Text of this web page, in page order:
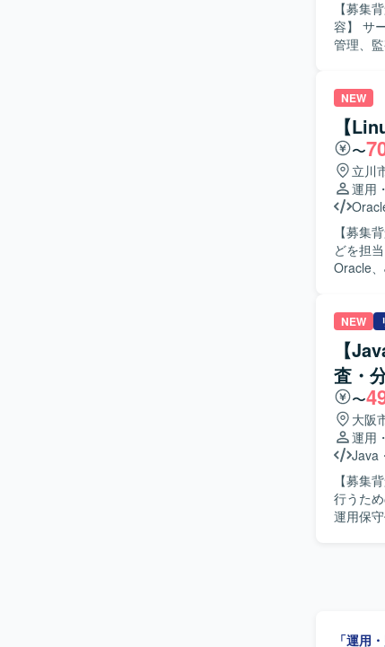
したイ
【募集
容】 サ
管理、
として
理シス
す。
除、マ
タリリ
ングし
す。 【求める人物像】 医療現場の利用者に対して丁寧に対応しながら、コミュニケーションを
取りつ
も落ち着
病院情
幅広い
よび部
NEW
【
〜
立川
運用
【募集背景】 【作業内容】 インフラに関する問い合わせ対応
どを担当していただきます
Oracle、
NEW
【
査・
〜
大阪
運用
Java
【募集
行うための募集です。 【作業内容】
運用保
者と円
V、
「運用